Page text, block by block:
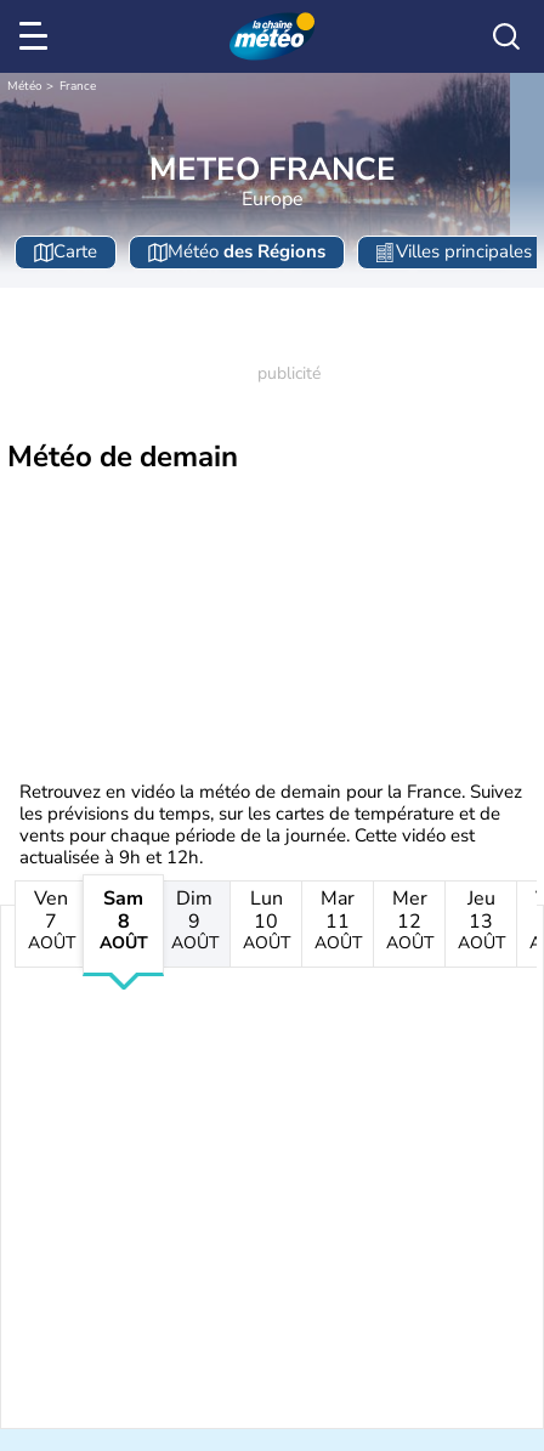
Météo France
METEO FRANCE
Europe
Carte Météo des Régions Villes principales
Météo de demain
Retrouvez en vidéo la météo de demain pour la France. Suivez
les prévisions du temps, sur les cartes de température et de
vents pour chaque période de la journée. Cette vidéo est
actualisée à 9h et 12h.
Ven
7
AOÛT
Sam
8
AOÛT
Dim
9
AOÛT
Lun
10
AOÛT
Mar
11
AOÛT
Mer
12
AOÛT
Jeu
13
AOÛT